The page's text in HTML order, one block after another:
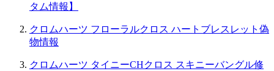
タム情報】
クロムハーツ フローラルクロス ハートブレスレット偽
物情報
クロムハーツ タイニーCHクロス スキニーバングル修